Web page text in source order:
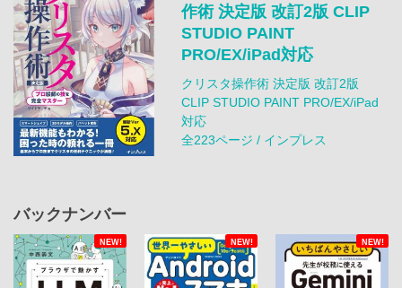
作術 決定版 改訂2版 CLIP
STUDIO PAINT
PRO/EX/iPad対応
クリスタ操作術 決定版 改訂2版
CLIP STUDIO PAINT PRO/EX/iPad
対応
全223ページ / インプレス
バックナンバー
NEW! NEW! NEW!